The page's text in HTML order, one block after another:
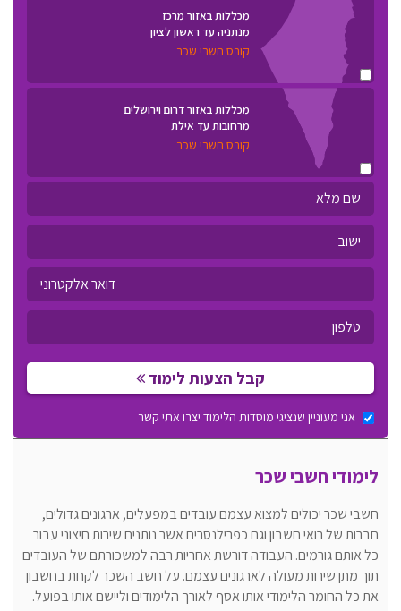
מכללות באזור מרכז
מנתניה עד ראשון לציון
קורס חשבי שכר
מכללות באזור דרום וירושלים
מרחובות עד אילת
קורס חשבי שכר
קבל הצעות לימוד
אני מעוניין שנציגי מוסדות הלימוד יצרו אתי קשר
לימודי חשבי שכר
חשבי שכר יכולים למצוא עצמם עובדים במפעלים, ארגונים גדולים,
חברות של רואי חשבון וגם כפרילנסרים אשר נותנים שירות חיצוני עבור
כל אותם גורמים. העבודה דורשת אחריות רבה למשכורתם של העובדים
תוך מתן שירות מעולה לארגונים עצמם. על חשב השכר לקחת בחשבון
את כל החומר הלימודי אותו אסף לאורך הלימודים וליישם אותו בפועל.